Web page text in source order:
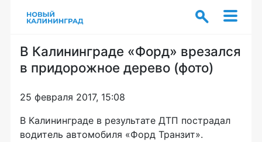
В Калининграде «Форд» врезался
в придорожное дерево (фото)
25 февраля 2017, 15:08
В Калининграде в результате ДТП пострадал
водитель автомобиля «Форд Транзит».